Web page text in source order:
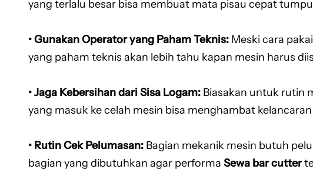
yang terlalu besar bisa membuat mata pisau cepat
• Gunakan Operator yang Paham Teknis: Meski cara
yang paham teknis akan lebih tahu kapan mesin harus
• Jaga Kebersihan dari Sisa Logam: Biasakan untuk rutin
yang masuk ke celah mesin bisa menghambat
• Rutin Cek Pelumasan: Bagian mekanik mesin butuh
bagian yang dibutuhkan agar performa Sewa bar cutter